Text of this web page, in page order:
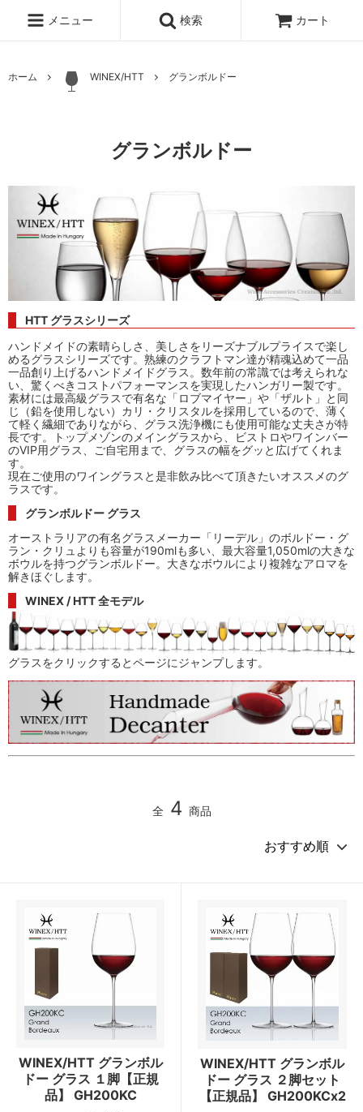
メニュー 検索 カート
ホーム WINEX/HTT グランボルドー
グランボルドー
HTT グラスシリーズ
ハンドメイドの素晴らしさ、美しさをリーズナブルプライスで楽し
めるグラスシリーズです。熟練のクラフトマン達が精魂込めて一品
一品創り上げるハンドメイドグラス。数年前の常識では考えられな
い、驚くべきコストパフォーマンスを実現したハンガリー製です。
素材には最高級グラスで有名な「ロブマイヤー」や「ザルト」と同
じ（鉛を使用しない）カリ・クリスタルを採用しているので、薄く
て軽く繊細でありながら、グラス洗浄機にも使用可能な丈夫さが特
長です。トップメゾンのメイングラスから、ビストロやワインバー
のVIP用グラス、ご自宅用まで、グラスの幅をグッと広げてくれま
す。
現在ご使用のワイングラスと是非飲み比べて頂きたいオススメのグ
ラスです。
グランボルドー グラス
オーストラリアの有名グラスメーカー「リーデル」のボルドー・グ
ラン・クリュよりも容量が190mlも多い、最大容量1,050mlの大きな
ボウルを持つグランボルドー。大きなボウルにより複雑なアロマを
解きほぐします。
WINEX / HTT 全モデル
グラスをクリックするとページにジャンプします。
全 4 商品
WINEX/HTT グランボル
ドー グラス １脚【正規
品】 GH200KC
WINEX/HTT グランボル
ドー グラス ２脚セット
【正規品】 GH200KCx2